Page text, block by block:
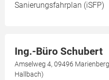
Sanierungsfahrplan (iSFP)
Ing.-Büro Schubert
Amselweg 4, 09496
Hallbach)